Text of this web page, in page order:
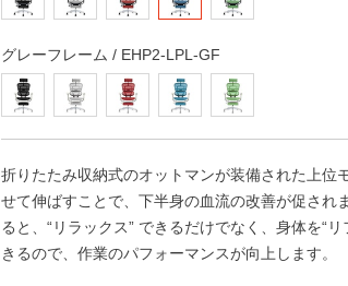
グレーフレーム / EHP2-LPL-GF
折りたたみ収納式のオットマンが装備された上位
せて伸ばすことで、下半身の血流の改善が促され
ると、“リラックス” できるだけでなく、身体を“
きるので、作業のパフォーマンスが向上します。